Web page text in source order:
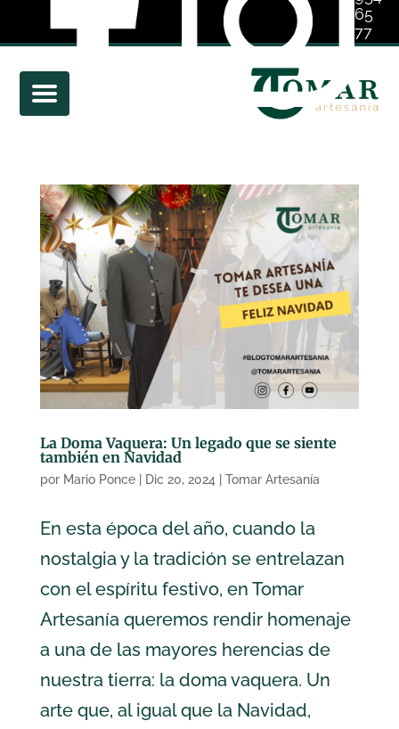
65
77
01
La Doma Vaquera: Un legado que se siente
también en Navidad
por Mario Ponce| Dic 20, 2024| Tomar Artesanía
En esta época del año, cuando la
nostalgia y la tradición se entrelazan
con el espíritu festivo, en Tomar
Artesanía queremos rendir homenaje
a una de las mayores herencias de
nuestra tierra: la doma vaquera. Un
arte que, al igual que la Navidad,